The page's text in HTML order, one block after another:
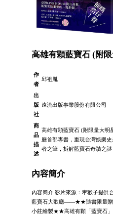
高雄有顆藍寶石 (附
作
者
邱祖胤
出
版
社
遠流出版事業股份有限公司
商
品
描
述
高雄有顆藍寶石 (附限量大明
廳首部專書，重現台灣娛樂
者之筆，拆解藍寶石奇蹟之
內容簡介
內容簡介 影片來源：牽猴子提
藍寶石大歌廳——★★隨書限量贈
小莊繪製★★高雄有顆「藍寶石